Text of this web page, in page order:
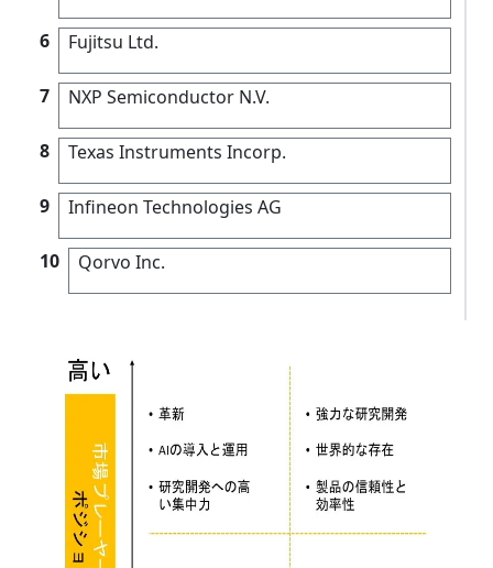
6 Fujitsu Ltd.
7 NXP Semiconductor N.V.
8 Texas Instruments Incorp.
9 Infineon Technologies AG
10 Qorvo Inc.